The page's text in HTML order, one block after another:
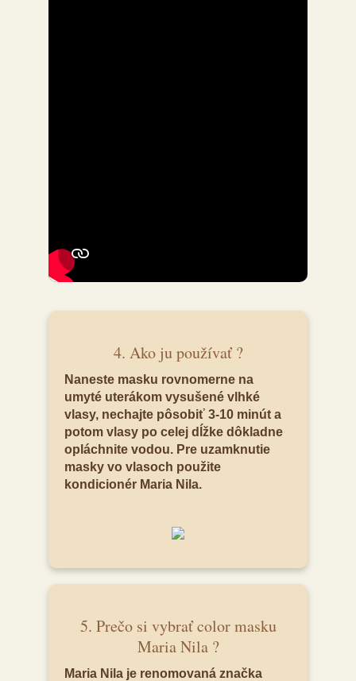
4. Ako ju používať ?
Naneste masku rovnomerne na
umyté uterákom vysušené vlhké
vlasy, nechajte pôsobiť 3-10 minút a
potom vlasy po celej dĺžke dôkladne
opláchnite vodou. Pre uzamknutie
masky vo vlasoch použite
kondicionér Maria Nila.
5. Prečo si vybrať color masku
Maria Nila ?
Maria Nila je renomovaná značka